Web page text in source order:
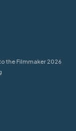
the Filmmaker 2026